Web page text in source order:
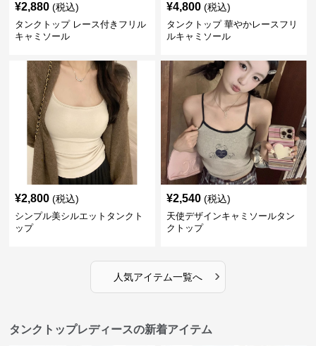
¥2,880 (税込)
タンクトップ レース付きフリル
キャミソール
¥4,800 (税込)
タンクトップ 華やかレースフリ
ルキャミソール
¥2,800 (税込)
シンプル美シルエットタンクト
ップ
¥2,540 (税込)
天使デザインキャミソールタン
クトップ
人気アイテム一覧へ ›
タンクトップレディースの新着アイテム